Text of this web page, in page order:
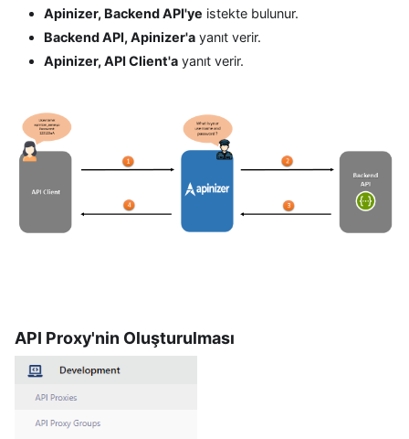
Apinizer, Backend API'ye istekte bulunur.
Backend API, Apinizer'a yanıt verir.
Apinizer, API Client'a yanıt verir.
API Proxy'nin Oluşturulması